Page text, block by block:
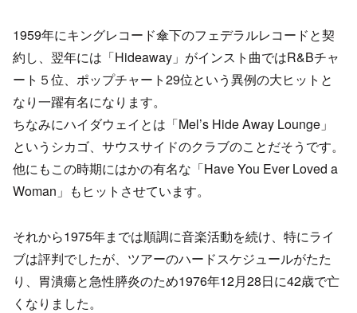
1959年にキングレコード傘下のフェデラルレコードと契
約し、翌年には「Hideaway」がインスト曲ではR&Bチャ
ート５位、ポップチャート29位という異例の大ヒットと
なり一躍有名になります。
ちなみにハイダウェイとは「Mel’s Hide Away Lounge」
というシカゴ、サウスサイドのクラブのことだそうです。
他にもこの時期にはかの有名な「Have You Ever Loved a
Woman」もヒットさせています。
それから1975年までは順調に音楽活動を続け、特にライ
ブは評判でしたが、ツアーのハードスケジュールがたた
り、胃潰瘍と急性膵炎のため1976年12月28日に42歳で亡
くなりました。